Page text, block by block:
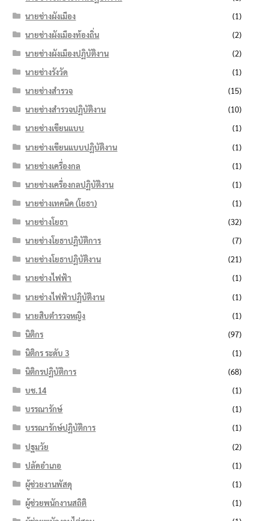
นายช่างผังเมือง
(1)
นายช่างผังเมืองท้องถิ่น
(2)
นายช่างผังเมืองปฏิบัติงาน
(2)
นายช่างรังวัด
(1)
นายช่างสำรวจ
(15)
นายช่างสำรวจปฏิบัติงาน
(10)
นายช่างเขียนแบบ
(1)
นายช่างเขียนแบบปฏิบัติงาน
(1)
นายช่างเครื่องกล
(1)
นายช่างเครื่องกลปฏิบัติงาน
(1)
นายช่างเทคนิค (โยธา)
(1)
นายช่างโยธา
(32)
นายช่างโยธาปฏิบัติการ
(7)
นายช่างโยธาปฏิบัติงาน
(21)
นายช่างไฟฟ้า
(1)
นายช่างไฟฟ้าปฏิบัติงาน
(1)
นายสิบตำรวจหญิง
(1)
นิติกร
(97)
นิติกร ระดับ 3
(1)
นิติกรปฏิบัติการ
(68)
บช.14
(1)
บรรณารักษ์
(1)
บรรณารักษ์ปฏิบัติการ
(1)
ปฐมวัย
(2)
ปลัดอำเภอ
(1)
ผู้ช่วยงานพัสดุ
(1)
ผู้ช่วยพนักงานสถิติ
(1)